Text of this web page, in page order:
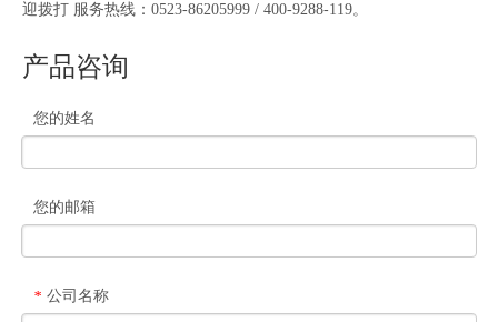
迎拨打 服务热线：0523-86205999 / 400-9288-119。
产品咨询
您的姓名
您的邮箱
* 公司名称